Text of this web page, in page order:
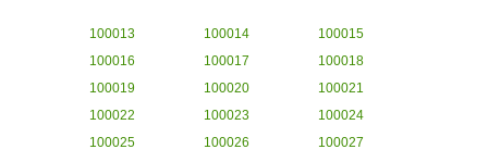
100013 100014
100015
100016
100017
100018
100019
100020
100021
100022
100023
100024
100025
100026
100027